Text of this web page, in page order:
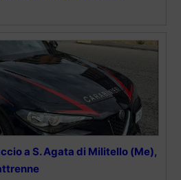
a S. Agata di Militello (Me),